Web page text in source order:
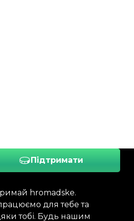
Підтримати
hromadske.
для тебе та
тобі. Будь нашим